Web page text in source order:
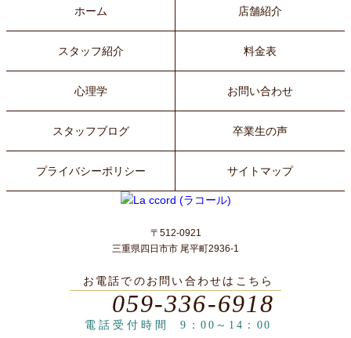
ホーム 店舗紹介
スタッフ紹介 料金表
心理学 お問い合わせ
スタッフブログ 卒業生の声
プライバシーポリシー サイトマップ
〒512-0921
三重県四日市市 尾平町2936-1
お電話でのお問い合わせはこちら
059-336-6918
電話受付時間 9：00～14：00